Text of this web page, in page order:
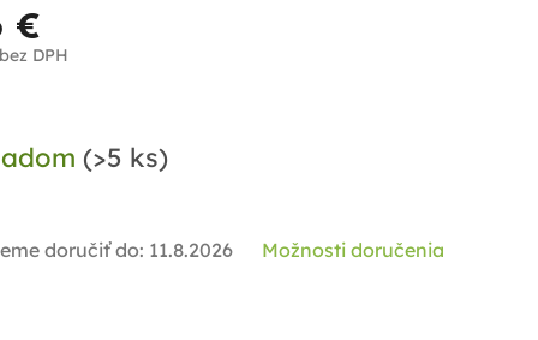
€
DPH
(>5 ks)
doručiť do: 11.8.2026 Možnosti doručenia